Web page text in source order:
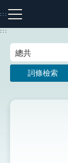
到
主
:::
注音索引圖示
:::
詞條檢索